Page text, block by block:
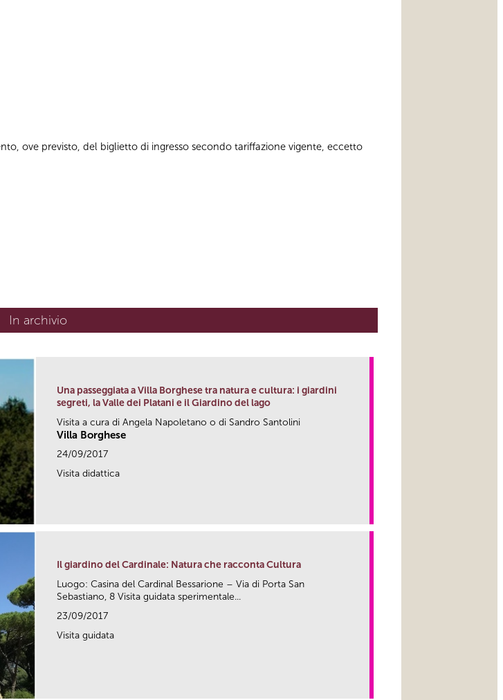
ove previsto, del biglietto di ingresso secondo tariffazione vigente, eccetto
In archivio
Una passeggiata a Villa Borghese tra natura e cultura: i giardini
segreti, la Valle dei Platani e il Giardino del lago
Visita a cura di Angela Napoletano o di Sandro Santolini
Villa Borghese
24/09/2017
Visita didattica
Il giardino del Cardinale: Natura che racconta Cultura
Luogo: Casina del Cardinal Bessarione – Via di Porta San
Sebastiano, 8 Visita guidata sperimentale...
23/09/2017
Visita guidata